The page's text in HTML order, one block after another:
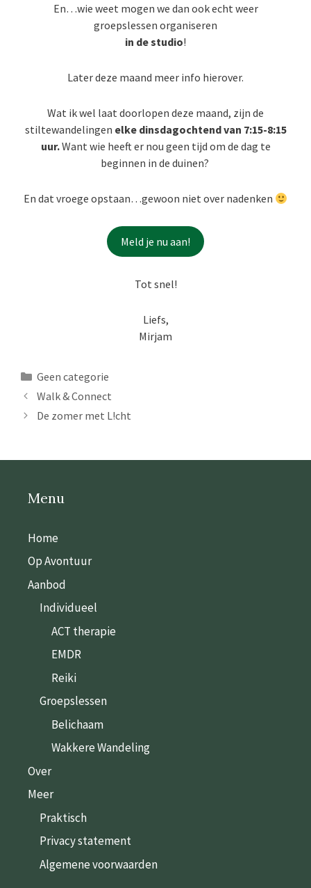
En…wie weet mogen we dan ook echt weer
groepslessen organiseren
in de studio!
Later deze maand meer info hierover.
Wat ik wel laat doorlopen deze maand, zijn de
stiltewandelingen elke dinsdagochtend van 7:15-8:15
uur.Want wie heeft er nou geen tijd om de dag te
beginnen in de duinen?
En dat vroege opstaan…gewoon niet over nadenken
Meld je nu aan!
Tot snel!
Liefs,
Mirjam
Categorieën
Geen categorie
Walk & Connect
De zomer met L!cht
Menu
Home
Op Avontuur
Aanbod
Individueel
ACT therapie
EMDR
Reiki
Groepslessen
Belichaam
Wakkere Wandeling
Over
Meer
Praktisch
Privacy statement
Algemene voorwaarden